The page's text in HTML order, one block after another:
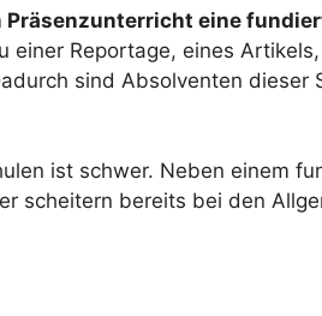
eine
einer Reportage, eines
sind Absolventen
ist schwer. Neben einem
scheitern bereits bei den